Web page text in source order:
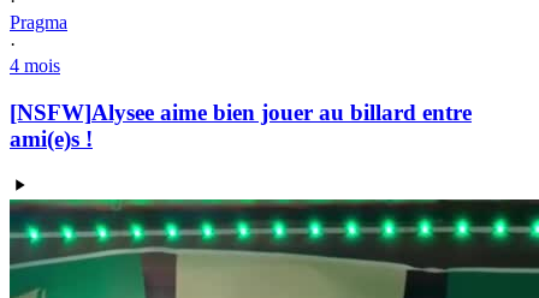
Pragma
·
4 mois
[NSFW]Alysee aime bien jouer au billard entre
ami(e)s !